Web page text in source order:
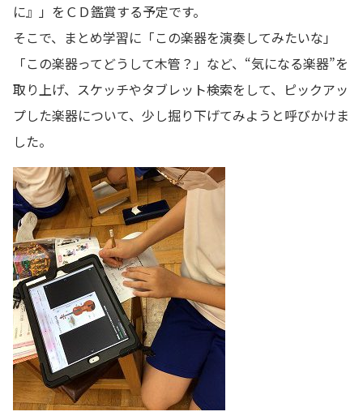
に』」をＣＤ鑑賞する予定です。
そこで、まとめ学習に「この楽器を演奏してみたいな」
「この楽器ってどうして木管？」など、“気になる楽器”を
取り上げ、スケッチやタブレット検索をして、ピックアッ
プした楽器について、少し掘り下げてみようと呼びかけま
した。